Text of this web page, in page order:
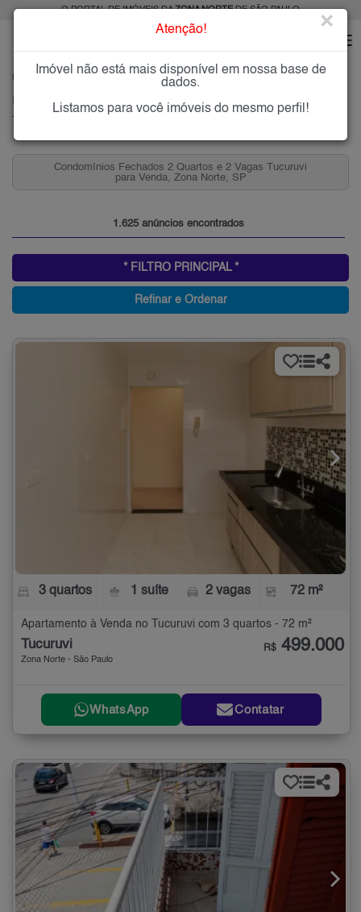
O PORTAL DE IMÓVEIS DAZONA NORTEDE SÃO PAULO
TUCURUVI
Imóveis à Venda no Tucuruvi, Zona Norte de São Paulo
Apartamentos a partir de 300 mil no Tucuruvi com 2
quartos, Zona Norte, SP
1.625 anúncios encontrados
* FILTRO PRINCIPAL *
Refinar e Ordenar
3 quartos 1 suíte 2 vagas 72 m²
Apartamento à Venda no Tucuruvi com 3 quartos - 72 m²
Tucuruvi
Zona Norte - São Paulo
R$ 499.000
WhatsApp Contatar
Atenção! ×
Imóvel não está mais disponível em nossa base de
dados.
Listamos para você imóveis do mesmo perfil!